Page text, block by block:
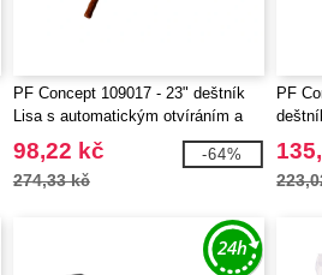
PF Concept 109017 - 23" deštník
Lisa s automatickým otvíráním a
dřevěnou rukojetí
98,22 kč
274,33 kč
-64%
PF